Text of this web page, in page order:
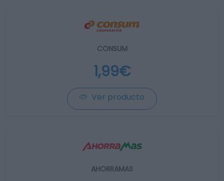
CONSUM
1,99€
Ver producto
AHORRAMAS